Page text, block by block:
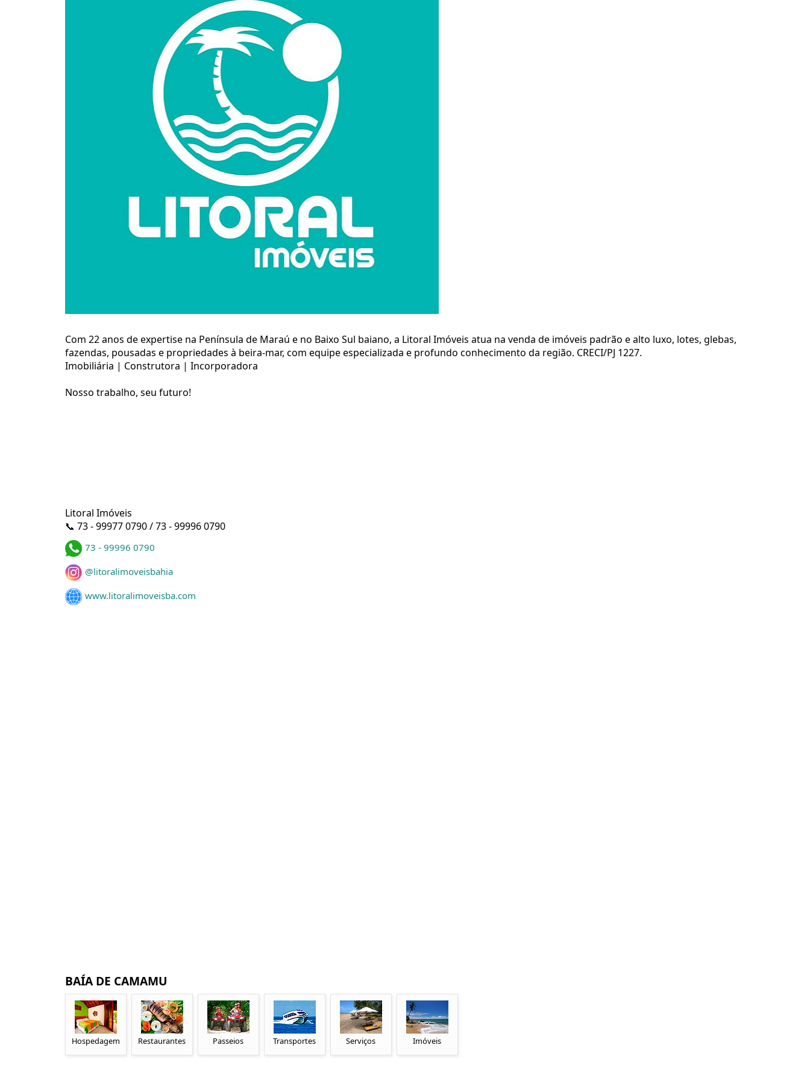
Com 22 anos de expertise na Península de Maraú e no Baixo Sul baiano, a Litoral Imóveis atua na venda de imóveis padrão e alto luxo, lotes, glebas,
fazendas, pousadas e propriedades à beira-mar, com equipe especializada e profundo conhecimento da região. CRECI/PJ 1227.
Imobiliária | Construtora | Incorporadora
Nosso trabalho, seu futuro!
Litoral Imóveis
📞 73 - 99977 0790 / 73 - 99996 0790
73 - 99996 0790
@litoralimoveisbahia
www.litoralimoveisba.com
BAÍA DE CAMAMU
Hospedagem Restaurantes Passeios Transportes Serviços Imóveis